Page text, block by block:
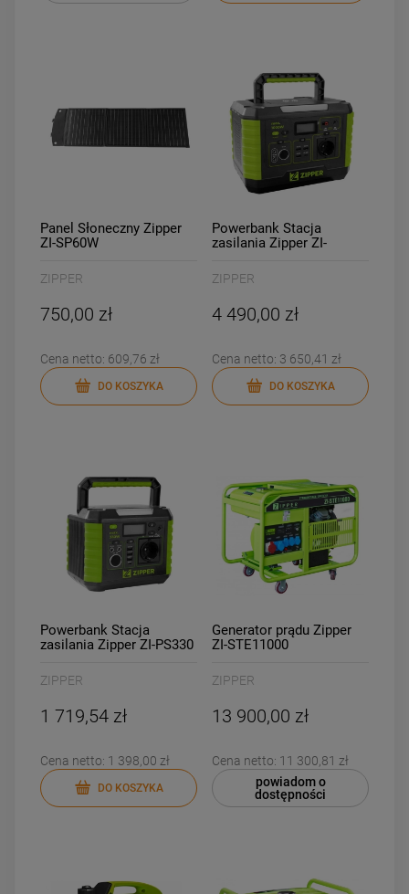
Panel Słoneczny Zipper
ZI-SP60W
ZIPPER
750,00 zł
Cena netto: 609,76 zł
DO KOSZYKA
Powerbank Stacja
zasilania Zipper ZI-
ZIPPER
4 490,00 zł
Cena netto: 3 650,41 zł
DO KOSZYKA
Powerbank Stacja
zasilania Zipper ZI-PS330
ZIPPER
1 719,54 zł
Cena netto: 1 398,00 zł
DO KOSZYKA
Generator prądu Zipper
ZI-STE11000
ZIPPER
13 900,00 zł
Cena netto: 11 300,81 zł
powiadom o
dostępności